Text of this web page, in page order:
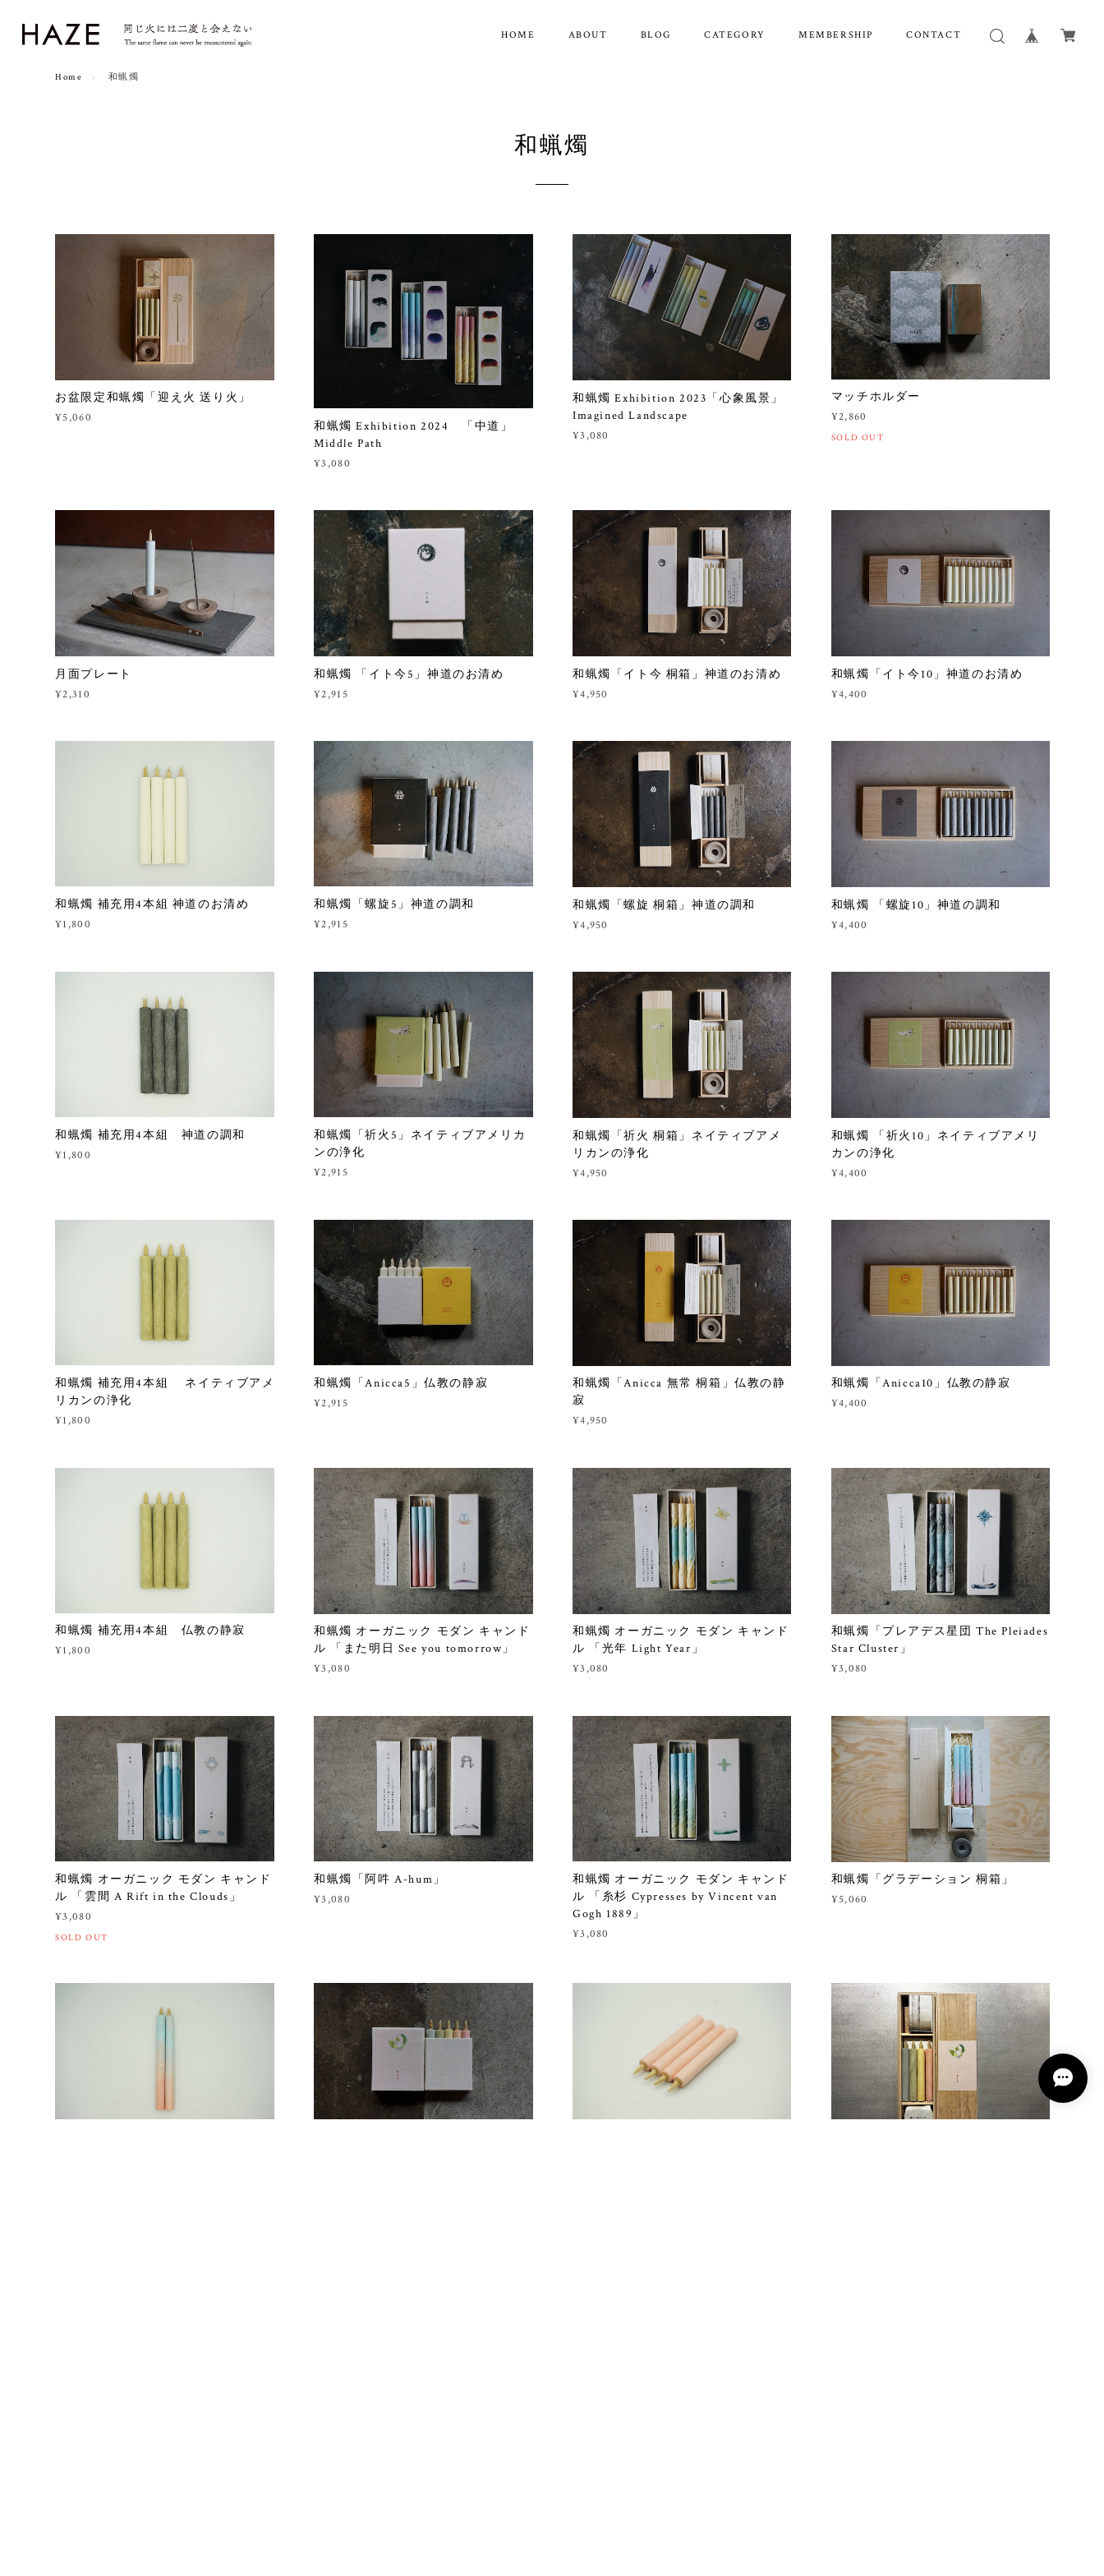
HOME ABOUT BLOG CATEGORY MEMBERSHIP CONTACT
Home 和蝋燭
和蝋燭
お盆限定和蝋燭「迎え火 送り火」
¥5,060
和蝋燭 Exhibition 2024 「中道」
Middle Path
¥3,080
和蝋燭 Exhibition 2023「心象風景」
Imagined Landscape
¥3,080
マッチホルダー
¥2,860
SOLD OUT
月面プレート
¥2,310
和蝋燭 「イト今5」神道のお清め
¥2,915
和蝋燭「イト今 桐箱」神道のお清め
¥4,950
和蝋燭「イト今10」神道のお清め
¥4,400
和蝋燭 補充用4本組 神道のお清め
¥1,800
和蝋燭「螺旋5」神道の調和
¥2,915
和蝋燭「螺旋 桐箱」神道の調和
¥4,950
和蝋燭 「螺旋10」神道の調和
¥4,400
和蝋燭 補充用4本組 神道の調和
¥1,800
和蝋燭「祈火5」ネイティブアメリカ
ンの浄化
¥2,915
和蝋燭「祈火 桐箱」ネイティブアメ
リカンの浄化
¥4,950
和蝋燭 「祈火10」ネイティブアメリ
カンの浄化
¥4,400
和蝋燭 補充用4本組 ネイティブアメ
リカンの浄化
¥1,800
和蝋燭「Anicca5」仏教の静寂
¥2,915
和蝋燭「Anicca 無常 桐箱」仏教の静
寂
¥4,950
和蝋燭「Anicca10」仏教の静寂
¥4,400
和蝋燭 補充用4本組 仏教の静寂
¥1,800
和蝋燭 オーガニック モダン キャンド
ル 「また明日 See you tomorrow」
¥3,080
和蝋燭 オーガニック モダン キャンド
ル 「光年 Light Year」
¥3,080
和蝋燭「プレアデス星団 The Pleiades
Star Cluster」
¥3,080
和蝋燭 オーガニック モダン キャンド
ル 「雲間 A Rift in the Clouds」
¥3,080
SOLD OUT
和蝋燭「阿吽 A-hum」
¥3,080
和蝋燭 オーガニック モダン キャンド
ル 「糸杉 Cypresses by Vincent van
Gogh 1889」
¥3,080
和蝋燭「グラデーション 桐箱」
¥5,060